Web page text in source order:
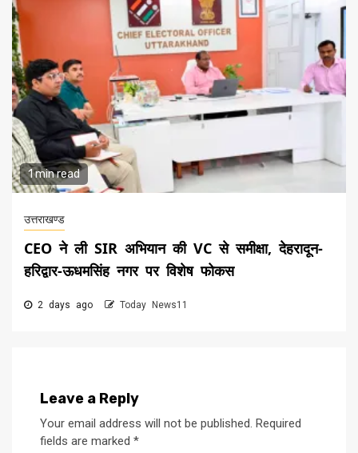
1 min read
उत्तराखण्ड
CEO ने ली SIR अभियान की VC से समीक्षा, देहरादून-
हरिद्वार-ऊधमसिंह नगर पर विशेष फोकस
2 days ago Today News11
Leave a Reply
Your email address will not be published. Required
fields are marked *